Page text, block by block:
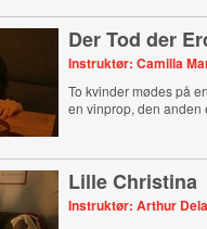
Der Tod der
Instruktør: Camilla
To kvinder mødes på
en vinprop, den anden
Lille Christina
Instruktør: Arthur